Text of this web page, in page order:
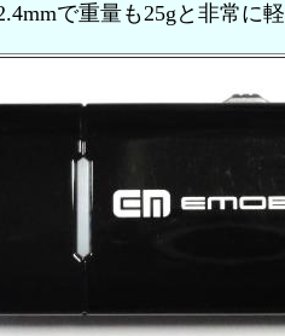
で重量も25gと非常に